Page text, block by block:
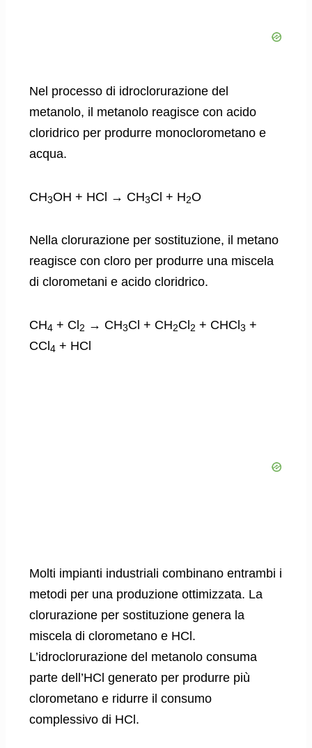
Nel processo di idroclorurazione del
metanolo, il metanolo reagisce con acido
cloridrico per produrre monoclorometano e
acqua.
CH3OH + HCl → CH3Cl + H2O
Nella clorurazione per sostituzione, il metano
reagisce con cloro per produrre una miscela
di clorometani e acido cloridrico.
CH4 + Cl2 → CH3Cl + CH2Cl2 + CHCl3 +
CCl4 + HCl
Molti impianti industriali combinano entrambi i
metodi per una produzione ottimizzata. La
clorurazione per sostituzione genera la
miscela di clorometano e HCl.
L’idroclorurazione del metanolo consuma
parte dell’HCl generato per produrre più
clorometano e ridurre il consumo
complessivo di HCl.